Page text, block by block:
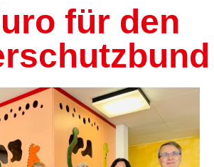
für den